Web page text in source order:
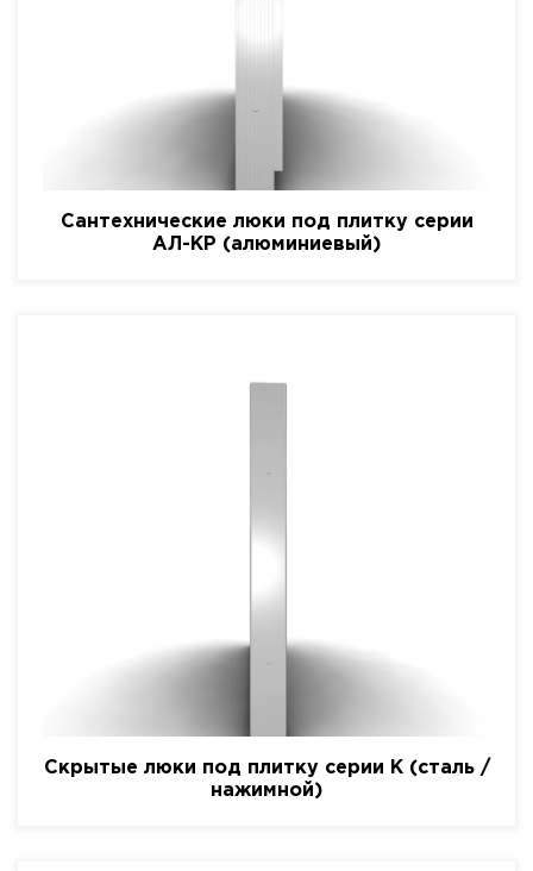
Сантехнические люки под плитку серии
АЛ-КР (алюминиевый)
Скрытые люки под плитку серии K (сталь /
нажимной)